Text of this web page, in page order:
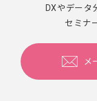
DXやデータ
セミナ
メ